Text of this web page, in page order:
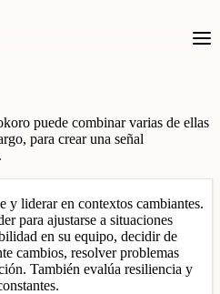
puede combinar varias de ellas
para crear una señal
y liderar en contextos cambiantes.
para ajustarse a situaciones
en su equipo, decidir de
cambios, resolver problemas
También evalúa resiliencia y